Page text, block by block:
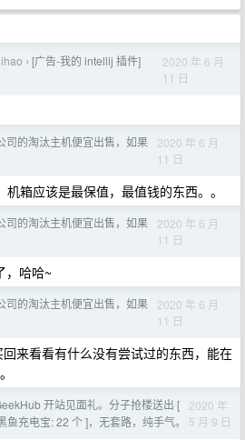
› [广告-我的 intellij 插件]
2020 年 6 月
11 日
司的淘汰主机便宜出售，如果
2020 年 6 月
11 日
机箱应该是最保值，最值钱的东西。。
司的淘汰主机便宜出售，如果
2020 年 6 月
11 日
，哈哈~
司的淘汰主机便宜出售，如果
2020 年 6 月
11 日
来看看有什么没有尝试过的东西，能在
开站见面礼。分子抢楼送出 [
充电宝: 22 个 ]，无套路，纯手气。
2020 年
5 月 9 日